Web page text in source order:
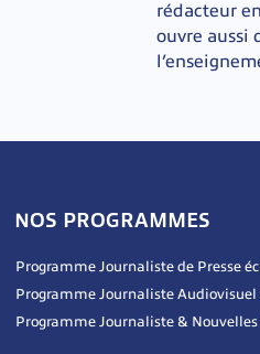
rédacteur
ouvre aussi
NOS PROGRAMMES
Programme Journaliste de Presse
Programme Journaliste Audiovisuel
Programme Journaliste &